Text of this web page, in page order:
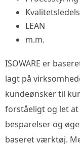
LEAN
m.m.
ISOWARE er
lagt på
kundeønsker til
forståeligt og let
besparelser og
baseret værktøj.